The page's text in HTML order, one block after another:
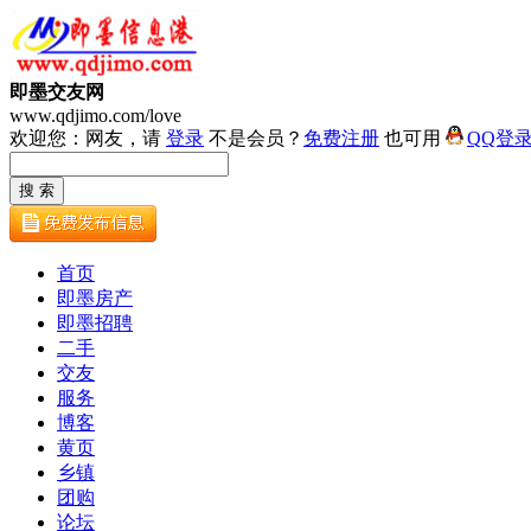
即墨交友网
www.qdjimo.com/love
欢迎您：网友，请 登录 不是会员？ 免费注册 也可用 QQ登
首页
即墨房产
即墨招聘
二手
交友
服务
博客
黄页
乡镇
团购
论坛